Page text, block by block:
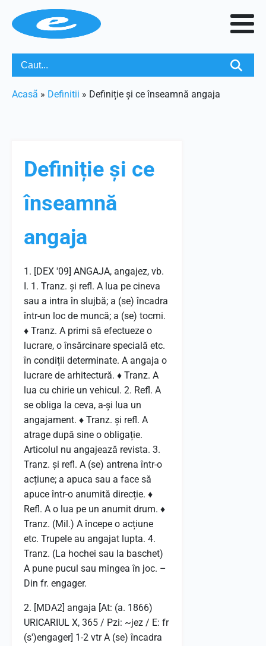
Acasã » Definitii » Definiție și ce înseamnă angaja
Definiție și ce
înseamnă
angaja
1. [DEX '09] ANGAJA, angajez, vb.
I. 1. Tranz. și refl. A lua pe cineva
sau a intra în slujbă; a (se) încadra
într-un loc de muncă; a (se) tocmi.
♦ Tranz. A primi să efectueze o
lucrare, o însărcinare specială etc.
în condiții determinate. A angaja o
lucrare de arhitectură. ♦ Tranz. A
lua cu chirie un vehicul. 2. Refl. A
se obliga la ceva, a-și lua un
angajament. ♦ Tranz. și refl. A
atrage după sine o obligație.
Articolul nu angajează revista. 3.
Tranz. și refl. A (se) antrena într-o
acțiune; a apuca sau a face să
apuce într-o anumită direcție. ♦
Refl. A o lua pe un anumit drum. ♦
Tranz. (Mil.) A începe o acțiune
etc. Trupele au angajat lupta. 4.
Tranz. (La hochei sau la baschet)
A pune pucul sau mingea în joc. –
Din fr. engager.
2. [MDA2] angaja [At: (a. 1866)
URICARIUL X, 365 / Pzi: ~jez / E: fr
(s')engager] 1-2 vtr A (se) încadra